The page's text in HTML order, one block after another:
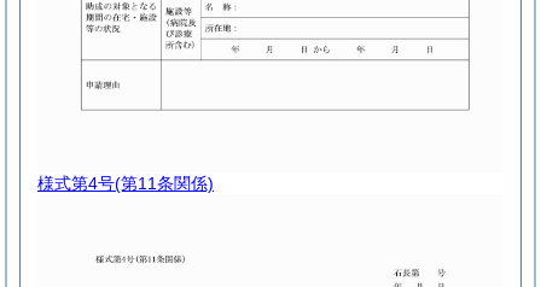
様式第4号(第11条関係)